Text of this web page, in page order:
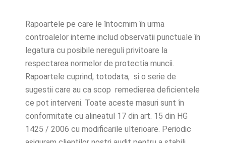
Rapoartele pe care le întocmim în urma
controalelor interne includ observatii punctuale în
legatura cu posibile nereguli privitoare la
respectarea normelor de protectia muncii.
Rapoartele cuprind, totodata, si o serie de
sugestii care au ca scop remedierea deficientele
ce pot interveni. Toate aceste masuri sunt în
conformitate cu alineatul 17 din art. 15 din HG
1425 / 2006 cu modificarile ulterioare. Periodic